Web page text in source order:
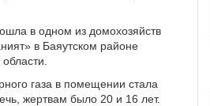
в одном из домохозяйств
в Баяутском районе
газа в помещении стала
жертвам было 20 и 16 лет.